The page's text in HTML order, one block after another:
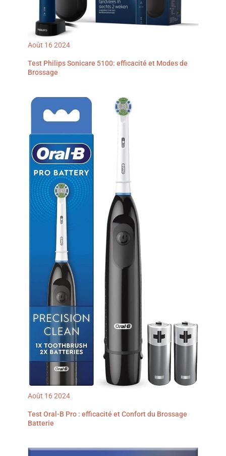
Août 162024
Test Philips Sonicare 5100: efficacité et Modes de
Brossage
Août 162024
Test Oral-B Pro : efficacité et Confort du Brossage
Batterie